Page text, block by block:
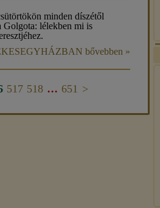
minden díszétől
Golgota: lélekben mi is
bővebben »
517 518 ... 651 >